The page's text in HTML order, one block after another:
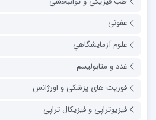
عفونی
علوم آزمايشگاهي
غدد و متابولیسم
فوریت های پزشکی و اورژانس
فیزیوتراپی و فیزیکال تراپی